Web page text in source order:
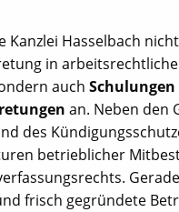
Kanzlei Hasselbach
in
auch
an. Neben den
des
betrieblicher
frisch gegründete